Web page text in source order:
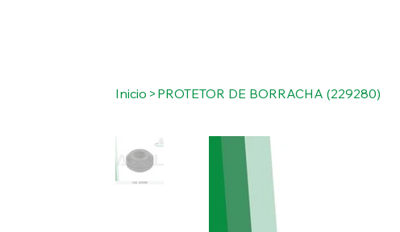
Inicio > PROTETOR DE BORRACHA (229280)